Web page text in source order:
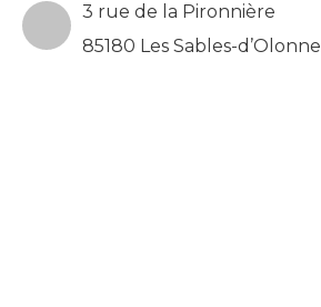
3 rue de la Pironnière
85180 Les Sables-d’Olonne